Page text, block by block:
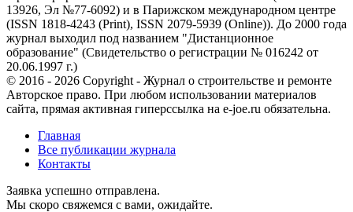
13926, Эл №77-6092) и в Парижском международном центре
(ISSN 1818-4243 (Print), ISSN 2079-5939 (Online)). До 2000 года
журнал выходил под названием "Дистанционное
образование" (Свидетельство о регистрации № 016242 от
20.06.1997 г.)
© 2016 - 2026 Copyright - Журнал о строительстве и ремонте
Авторское право. При любом использовании материалов
сайта, прямая активная гиперссылка на e-joe.ru обязательна.
Главная
Все публикации журнала
Контакты
Заявка успешно отправлена.
Мы скоро свяжемся с вами, ожидайте.